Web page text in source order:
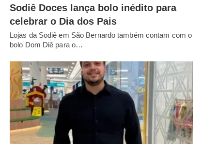
Sodiê Doces lança bolo inédito para
celebrar o Dia dos Pais
Lojas da Sodiê em São Bernardo também contam com o
bolo Dom Diê para o…